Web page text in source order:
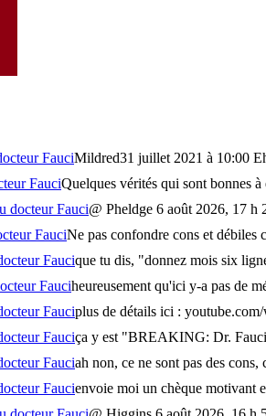
FauciMildred31 juillet 2021 à 10:00
FauciQuelques vérités qui sont bonnes
docteur Fauci@ Pheldge 6 août 2026, 17 h
FauciNe pas confondre cons et débiles
Faucique tu dis, "donnez mois six
Fauciheureusement qu'ici y-a pas de
Fauciplus de détails ici :
Fauciça y est "BREAKING: Dr.
Fauciah non, ce ne sont pas des cons,
Faucienvoie moi un chèque motivant